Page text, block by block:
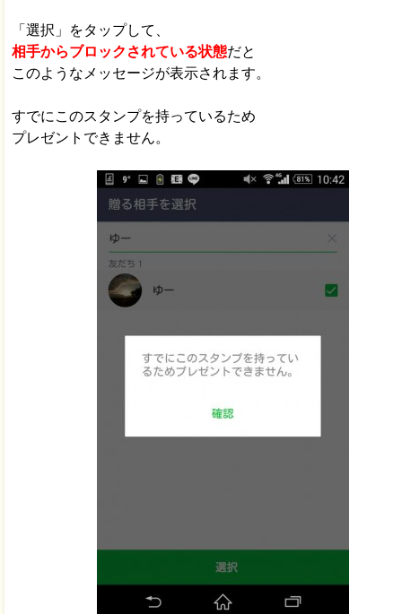
「選択」をタップして、
相手からブロックされている状態だと
このようなメッセージが表示されます。
すでにこのスタンプを持っているため
プレゼントできません。